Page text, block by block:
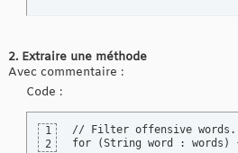
2. Extraire une méthode
Avec commentaire :
Code :
1
2
// Filter offensive words.
for (String word :